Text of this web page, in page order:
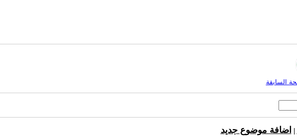
اضافة موضوع جديد